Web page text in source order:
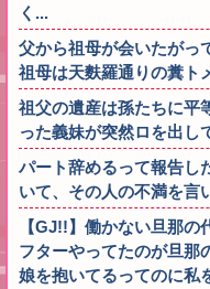
く...
父から祖母が会いたがっ
祖母は天麩羅通りの糞ト
祖父の遺産は孫たちに平
った義妹が突然ロを出し
パート辞めるって報告し
いて、その人の不満を言
【GJ!!】働かない旦那
フターやってたのが旦那
娘を抱いてるってのに私